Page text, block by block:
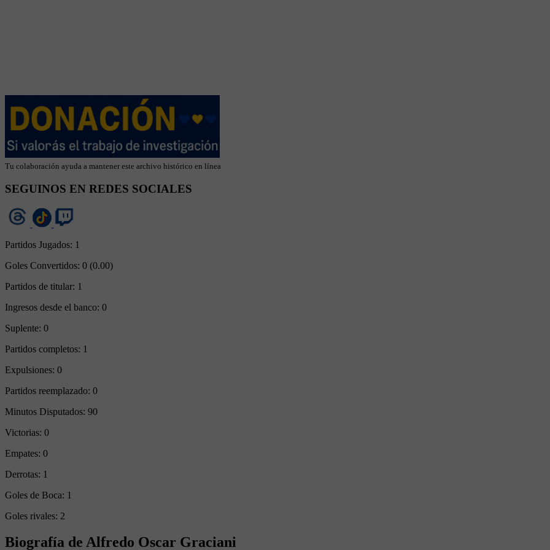
Tu colaboración ayuda a mantener este archivo histórico en línea
SEGUINOS EN REDES SOCIALES
Partidos Jugados: 1
Goles Convertidos: 0 (0.00)
Partidos de titular: 1
Ingresos desde el banco: 0
Suplente: 0
Partidos completos: 1
Expulsiones: 0
Partidos reemplazado: 0
Minutos Disputados: 90
Victorias: 0
Empates: 0
Derrotas: 1
Goles de Boca: 1
Goles rivales: 2
Biografía de Alfredo Oscar Graciani